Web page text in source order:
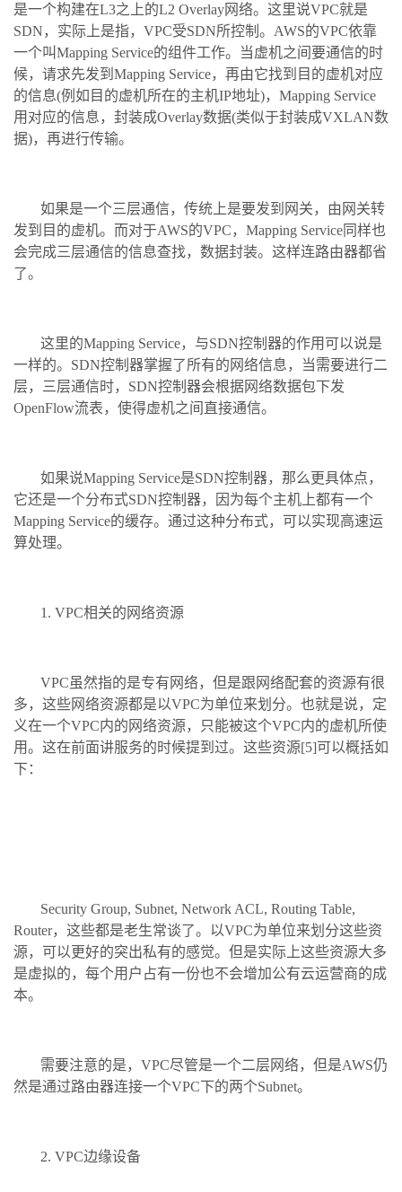
是一个构建在L3之上的L2 Overlay网络。这里说VPC就是
SDN，实际上是指，VPC受SDN所控制。AWS的VPC依靠
一个叫Mapping Service的组件工作。当虚机之间要通信的时
候，请求先发到Mapping Service，再由它找到目的虚机对应
的信息(例如目的虚机所在的主机IP地址)，Mapping Service
用对应的信息，封装成Overlay数据(类似于封装成VXLAN数
据)，再进行传输。
如果是一个三层通信，传统上是要发到网关，由网关转
发到目的虚机。而对于AWS的VPC，Mapping Service同样也
会完成三层通信的信息查找，数据封装。这样连路由器都省
了。
这里的Mapping Service，与SDN控制器的作用可以说是
一样的。SDN控制器掌握了所有的网络信息，当需要进行二
层，三层通信时，SDN控制器会根据网络数据包下发
OpenFlow流表，使得虚机之间直接通信。
如果说Mapping Service是SDN控制器，那么更具体点，
它还是一个分布式SDN控制器，因为每个主机上都有一个
Mapping Service的缓存。通过这种分布式，可以实现高速运
算处理。
1. VPC相关的网络资源
VPC虽然指的是专有网络，但是跟网络配套的资源有很
多，这些网络资源都是以VPC为单位来划分。也就是说，定
义在一个VPC内的网络资源，只能被这个VPC内的虚机所使
用。这在前面讲服务的时候提到过。这些资源[5]可以概括如
下：
Security Group, Subnet, Network ACL, Routing Table,
Router，这些都是老生常谈了。以VPC为单位来划分这些资
源，可以更好的突出私有的感觉。但是实际上这些资源大多
是虚拟的，每个用户占有一份也不会增加公有云运营商的成
本。
需要注意的是，VPC尽管是一个二层网络，但是AWS仍
然是通过路由器连接一个VPC下的两个Subnet。
2. VPC边缘设备